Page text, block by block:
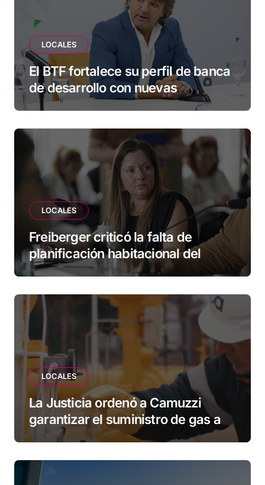
LOCALES
El BTF fortalece su perfil de banca
de desarrollo con nuevas
herramientas para familias y
LOCALES
Freiberger criticó la falta de
planificación habitacional del
Municipio: “Vuoto deja afuera a
esperando”
LOCALES
La Justicia ordenó a Camuzzi
garantizar el suministro de gas a
una familia de Tolhuin